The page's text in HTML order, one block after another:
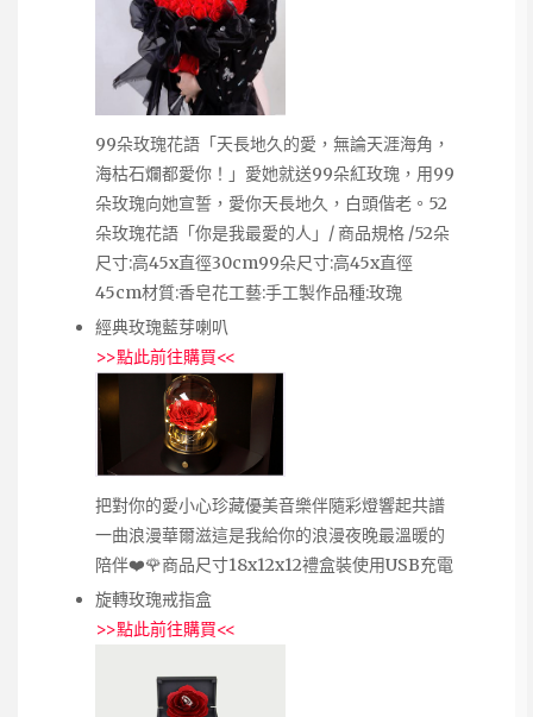
99朵玫瑰花語「天長地久的愛，無論天涯海角，
海枯石爛都愛你！」愛她就送99朵紅玫瑰，用99
朵玫瑰向她宣誓，愛你天長地久，白頭偕老。52
朵玫瑰花語「你是我最愛的人」/ 商品規格 /52朵
尺寸:高45x直徑30cm99朵尺寸:高45x直徑
45cm材質:香皂花工藝:手工製作品種:玫瑰
經典玫瑰藍芽喇叭
>>點此前往購買<<
把對你的愛小心珍藏優美音樂伴隨彩燈響起共譜
一曲浪漫華爾滋這是我給你的浪漫夜晚最溫暖的
陪伴❤️🌹商品尺寸18x12x12禮盒裝使用USB充電
旋轉玫瑰戒指盒
>>點此前往購買<<